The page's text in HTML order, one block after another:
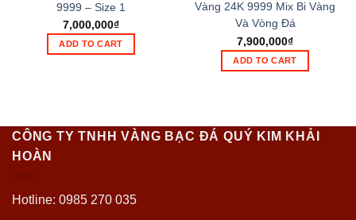
9999 – Size 1
7,000,000₫
ADD TO CART
Vàng 24K 9999 Mix Bi Vàng
Và Vòng Đá
7,900,000₫
ADD TO CART
CÔNG TY TNHH VÀNG BẠC ĐÁ QUÝ KIM KHẢI
HOÀN
Hotline: 0985 270 035